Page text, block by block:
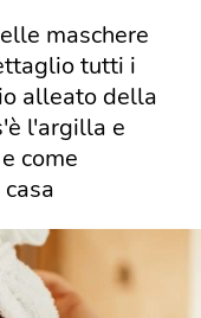
maschere
tutti i
alleato della
l'argilla e
come